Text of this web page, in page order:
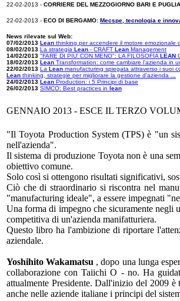
22-02-2013 - CORRIERE DEL MEZZOGIORNO BARI E
22-02-2013 - ECO DI BERGAMO: Mecspe, tecnologia e
News rilevate sul Web:
07/02/2013 Lean thinking per accendere il motore emozionale
08/02/2013 La strategia Lean - CRAFT Lean Management
14/02/2013 "FARE DI PIU' CON MENO": LA FILOSOFIA LEAN
18/02/2013 Lean Transformation: come cambiare l'azienda in
22/02/2013 La Lean manufacturing spiegata attraverso i suoi
Lean thinking, strategie per migliorare la gestione d'azienda
24/02/2013 Lean Production: i 5 Principi di base
26/02/2013 SIMCO: Best practices in lean
GENNAIO 2013 - ESCE IL TERZO
"Il Toyota Production System (TPS) è "un
nell'azienda".
Il sistema di produzione Toyota non è una
obiettivo comune.
Solo così si ottengono risultati significativi,
Ciò che di straordinario si riscontra nel
"manufacturing ideale", a essere impegnati
Una forma di impegno che sicuramente negli
competitiva di un'azienda manifatturiera.
Questo libro ha l'ambizione di riportare
aziendale.
Yoshihito Wakamatsu , dopo una lunga
collaborazione con Taiichi O - no. Ha
attualmente Presidente. Dall'inizio del 2009
anche nelle aziende italiane i principi del